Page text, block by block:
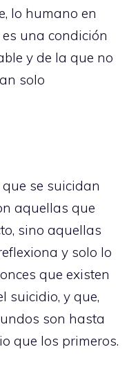
lo humano en
una condición
y de la que no
solo
se suicidan
aquellas que
sino aquellas
y solo lo
que existen
suicidio, y que,
son hasta
que los primeros.